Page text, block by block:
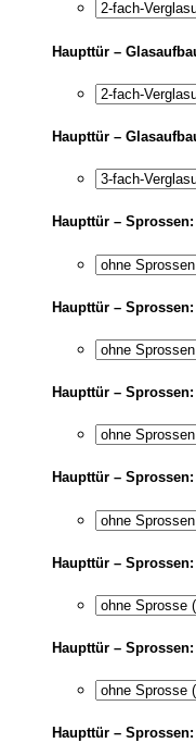
Haupttür –
Haupttür –
Haupttür – Sprossen:
Haupttür – Sprossen:
Haupttür – Sprossen:
Haupttür – Sprossen:
Haupttür – Sprossen:
Haupttür – Sprossen:
Haupttür – Sprossen: